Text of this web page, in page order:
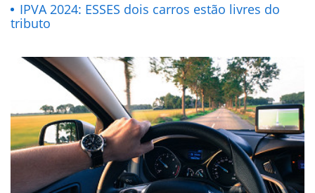
IPVA 2024: ESSES dois carros estão livres do
tributo